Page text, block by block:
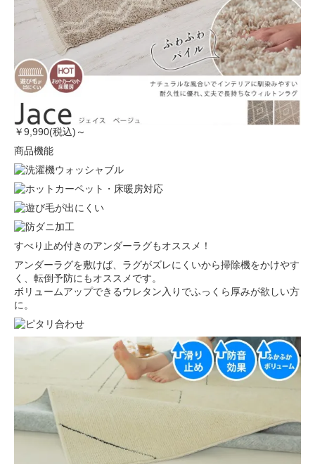
￥9,990(税込)～
商品機能
すべり止め付きのアンダーラグもオススメ！
アンダーラグを敷けば、ラグがズレにくいから掃除機をかけやす
く、転倒予防にもオススメです。
ボリュームアップできるウレタン入りでふっくら厚みが欲しい方
に。